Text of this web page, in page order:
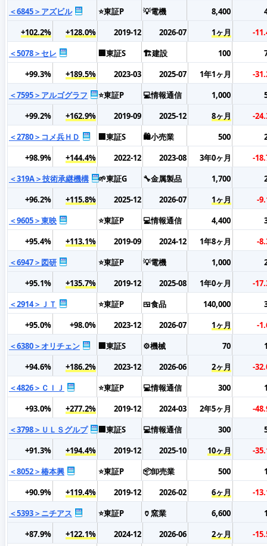
＜6845＞アズビル
⭐東証P 💡電機 8,400
+102.2%
+128.0% 2019-12 2026-07 1ヶ月
-
＜5078＞セレ
🏢東証S 🏗️建設 100
+99.3%
+189.5% 2023-03 2025-07 1年1ヶ月
-
＜7595＞アルゴグラフ
⭐東証P 💻情報通信 1,000
+99.2%
+162.9% 2019-09 2025-12 8ヶ月
-
＜2780＞コメ兵ＨＤ
🏢東証S 🛍️小売業 500
+98.9%
+144.4% 2022-12 2023-08 3年0ヶ月
-
＜319A＞技術承継機構
🌱東証G 🔧金属製品 1,700
+96.2%
+115.8% 2025-12 2026-07 1ヶ月
-
＜9605＞東映
⭐東証P 💻情報通信 4,400
+95.4%
+113.1% 2019-09 2024-12 1年8ヶ月
-
＜6947＞図研
⭐東証P 💡電機 1,000
+95.1%
+135.7% 2019-12 2025-08 1年0ヶ月
-
＜2914＞ＪＴ
⭐東証P 🍱食品 140,000
+95.0%
+98.0% 2023-12 2026-07 1ヶ月
-
＜6380＞オリチェン
🏢東証S ⚙️機械 70
+94.6%
+186.2% 2023-12 2026-06 2ヶ月
-
＜4826＞ＣＩＪ
⭐東証P 💻情報通信 300
+93.0%
+277.2% 2019-12 2024-03 2年5ヶ月
-
＜3798＞ＵＬＳグルプ
🏢東証S 💻情報通信 300
+91.3%
+194.4% 2019-12 2025-10 10ヶ月
-
＜8052＞椿本興
⭐東証P 📦卸売業 500
+90.9%
+119.4% 2019-12 2026-02 6ヶ月
-
＜5393＞ニチアス
⭐東証P 🏺窯業 6,600
+87.9%
+122.1% 2024-12 2026-06 2ヶ月
-